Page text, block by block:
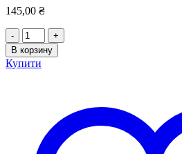
145,00 ₴
Количество
товара
Ніж
для
підрізами
победіт
В корзину
Купити